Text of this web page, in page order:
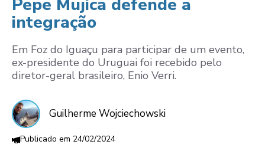
Pepe Mujica defende a
integração
Em Foz do Iguaçu para participar de um evento,
ex-presidente do Uruguai foi recebido pelo
diretor-geral brasileiro, Enio Verri.
Guilherme Wojciechowski
24/02/2024